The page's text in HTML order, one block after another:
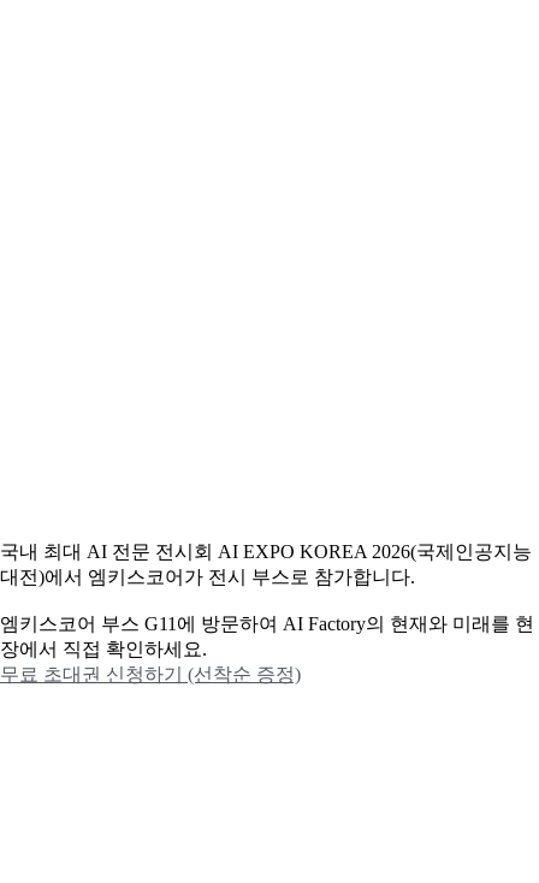
국내 최대 AI 전문 전시회 AI EXPO KOREA 2026(국제인공지능
대전)에서 엠키스코어가 전시 부스로 참가합니다.
엠키스코어 부스 G11에 방문하여 AI Factory의 현재와 미래를 현
장에서 직접 확인하세요.
무료 초대권 신청하기 (선착순 증정)